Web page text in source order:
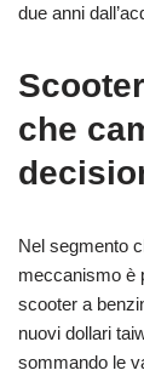
due anni
che
Nel segmento
meccanismo è
scooter a
nuovi dollari
sommando le